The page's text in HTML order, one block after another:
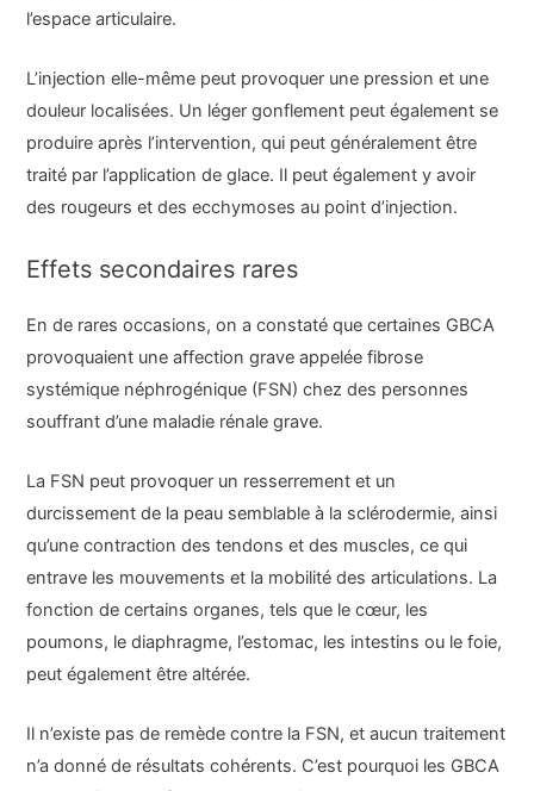
l’espace articulaire.
L’injection elle-même peut provoquer une pression et une
douleur localisées. Un léger gonflement peut également se
produire après l’intervention, qui peut généralement être
traité par l’application de glace. Il peut également y avoir
des rougeurs et des ecchymoses au point d’injection.
Effets secondaires rares
En de rares occasions, on a constaté que certaines GBCA
provoquaient une affection grave appelée fibrose
systémique néphrogénique (FSN) chez des personnes
souffrant d’une maladie rénale grave.
La FSN peut provoquer un resserrement et un
durcissement de la peau semblable à la sclérodermie, ainsi
qu’une contraction des tendons et des muscles, ce qui
entrave les mouvements et la mobilité des articulations. La
fonction de certains organes, tels que le cœur, les
poumons, le diaphragme, l’estomac, les intestins ou le foie,
peut également être altérée.
Il n’existe pas de remède contre la FSN, et aucun traitement
n’a donné de résultats cohérents. C’est pourquoi les GBCA